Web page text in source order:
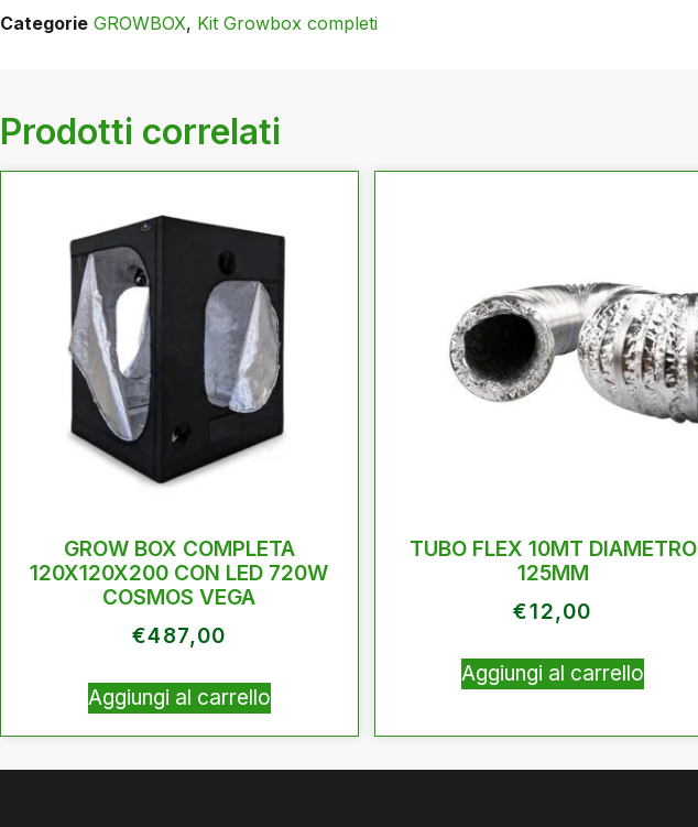
Categorie GROWBOX, Kit Growbox completi
Prodotti correlati
GROW BOX COMPLETA
120X120X200 CON LED 720W
COSMOS VEGA
€487,00
Aggiungi al carrello
TUBO FLEX 10MT DIAMETRO
125MM
€12,00
Aggiungi al carrello